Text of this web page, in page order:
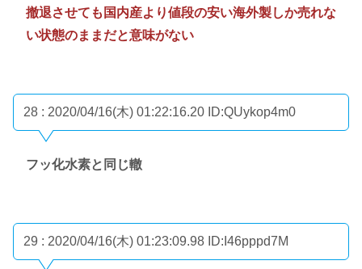
撤退させても国内産より値段の安い海外製しか売れな
い状態のままだと意味がない
28 : 2020/04/16(木) 01:22:16.20 ID:QUykop4m0
フッ化水素と同じ轍
29 : 2020/04/16(木) 01:23:09.98 ID:I46pppd7M